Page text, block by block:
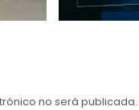
no será publicada.